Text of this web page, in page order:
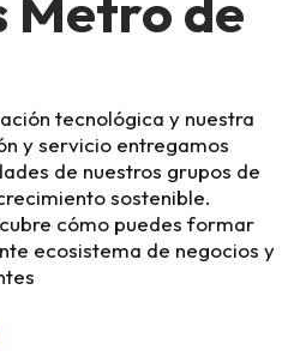
tecnológica y nuestra
y servicio entregamos
de nuestros grupos de
sostenible.
cómo puedes formar
ecosistema de negocios y